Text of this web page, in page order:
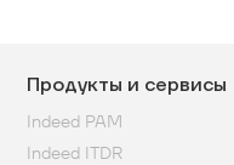
Продукты и сервисы
Indeed PAM
Indeed ITDR